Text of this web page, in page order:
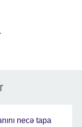
necə tapa